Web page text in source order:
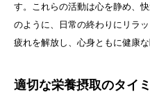
す。これらの活動は心を静め、
のように、日常の終わりにリラ
疲れを解放し、心身ともに健康
適切な栄養摂取のタイ